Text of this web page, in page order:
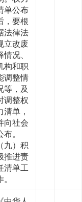
单公布
，要根
法律法
立改废
情况、
构和职
调整情
等，及
调整权
清单，
向社会
布。
（九）积
推进责
清单工